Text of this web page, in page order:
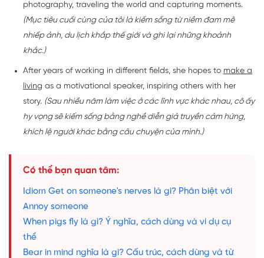
photography, traveling the world and capturing moments.
(Mục tiêu cuối cùng của tôi là kiếm sống từ niềm đam mê
nhiếp ảnh, du lịch khắp thế giới và ghi lại những khoảnh
khắc.)
After years of working in different fields, she hopes to make a
living as a motivational speaker, inspiring others with her
story. (Sau nhiều năm làm việc ở các lĩnh vực khác nhau, cô ấy
hy vọng sẽ kiếm sống bằng nghề diễn giả truyền cảm hứng,
khích lệ người khác bằng câu chuyện của mình.)
Có thể bạn quan tâm:
Idiom Get on someone's nerves là gì? Phân biệt với
Annoy someone
When pigs fly là gì? Ý nghĩa, cách dùng và ví dụ cụ
thể
Bear in mind nghĩa là gì? Cấu trúc, cách dùng và từ